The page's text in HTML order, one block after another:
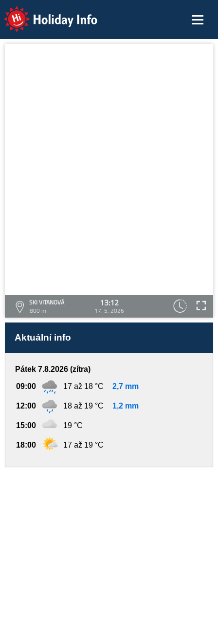
Holiday Info
SKI VITANOVÁ
800 m
13:12
17. 5. 2026
Aktuální info
Pátek 7.8.2026 (zítra)
09:00 17 až 18 °C 2,7 mm
12:00 18 až 19 °C 1,2 mm
15:00 19 °C
18:00 17 až 19 °C